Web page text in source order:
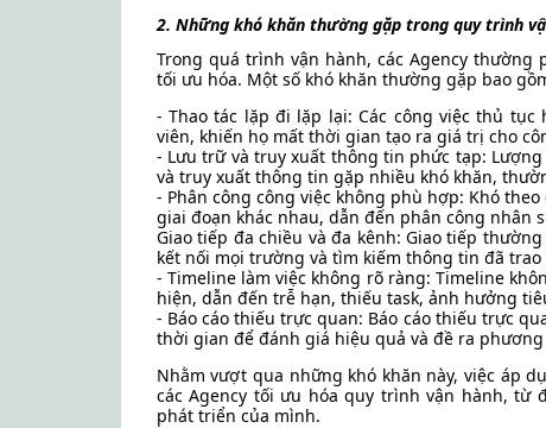
2. Những khó khăn thường gặp trong quy trình
Trong quá trình vận hành, các Agency
tối ưu hóa. Một số khó khăn thường gặp bao
- Thao tác lặp đi lặp lại: Các công việc thủ
viên, khiến họ mất thời gian tạo ra giá trị cho
- Lưu trữ và truy xuất thông tin phức tạp:
và truy xuất thông tin gặp nhiều khó khăn,
- Phân công công việc không phù hợp: Khó
giai đoạn khác nhau, dẫn đến phân công nhân
Giao tiếp đa chiều và đa kênh: Giao tiếp
kết nối mọi trường và tìm kiếm thông tin đã
- Timeline làm việc không rõ ràng: Timeline
hiện, dẫn đến trễ hạn, thiếu task, ảnh hưởng
- Báo cáo thiếu trực quan: Báo cáo thiếu trực
thời gian để đánh giá hiệu quả và đề ra
Nhằm vượt qua những khó khăn này, việc áp
các Agency tối ưu hóa quy trình vận hành, từ
phát triển của mình.